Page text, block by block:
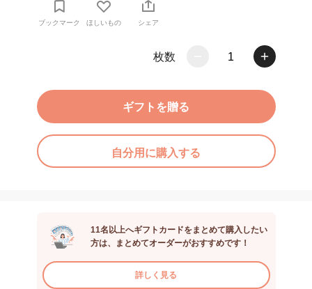
ブックマーク ほしいもの シェア
枚数 1
ギフトを贈る
自分用に購入する
11名以上へギフトカードをまとめて購入したい
方は、まとめてオーダーがおすすめです！
詳しく見る